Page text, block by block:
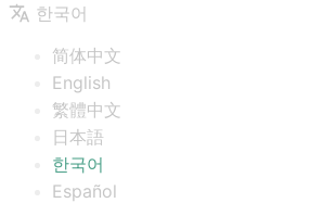
한국어
简体中文
English
繁體中文
日本語
한국어
Español